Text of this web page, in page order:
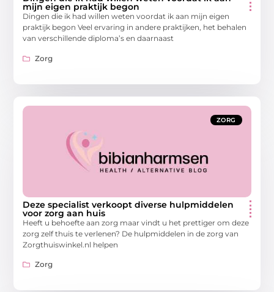
mijn eigen praktijk begon
Dingen die ik had willen weten voordat ik aan mijn eigen
praktijk begon Veel ervaring in andere praktijken, het behalen
van verschillende diploma’s en daarnaast
Zorg
ZORG
Deze specialist verkoopt diverse hulpmiddelen
voor zorg aan huis
Heeft u behoefte aan zorg maar vindt u het prettiger om deze
zorg zelf thuis te verlenen? De hulpmiddelen in de zorg van
Zorgthuiswinkel.nl helpen
Zorg